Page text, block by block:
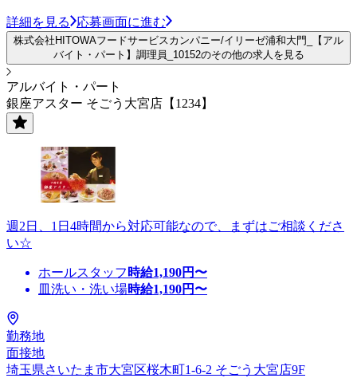
詳細を見る 応募画面に進む
株式会社HITOWAフードサービスカンパニー/イリーゼ浦和大門_【アル
バイト・パート】調理員_10152のその他の求人を見る
アルバイト・パート
銀座アスター そごう大宮店【1234】
週2日、1日4時間から対応可能なので、まずはご相談くださ
い☆
ホールスタッフ 時給1,190円〜
皿洗い・洗い場時給1,190円〜
勤務地
面接地
埼玉県さいたま市大宮区桜木町1-6-2 そごう大宮店9F